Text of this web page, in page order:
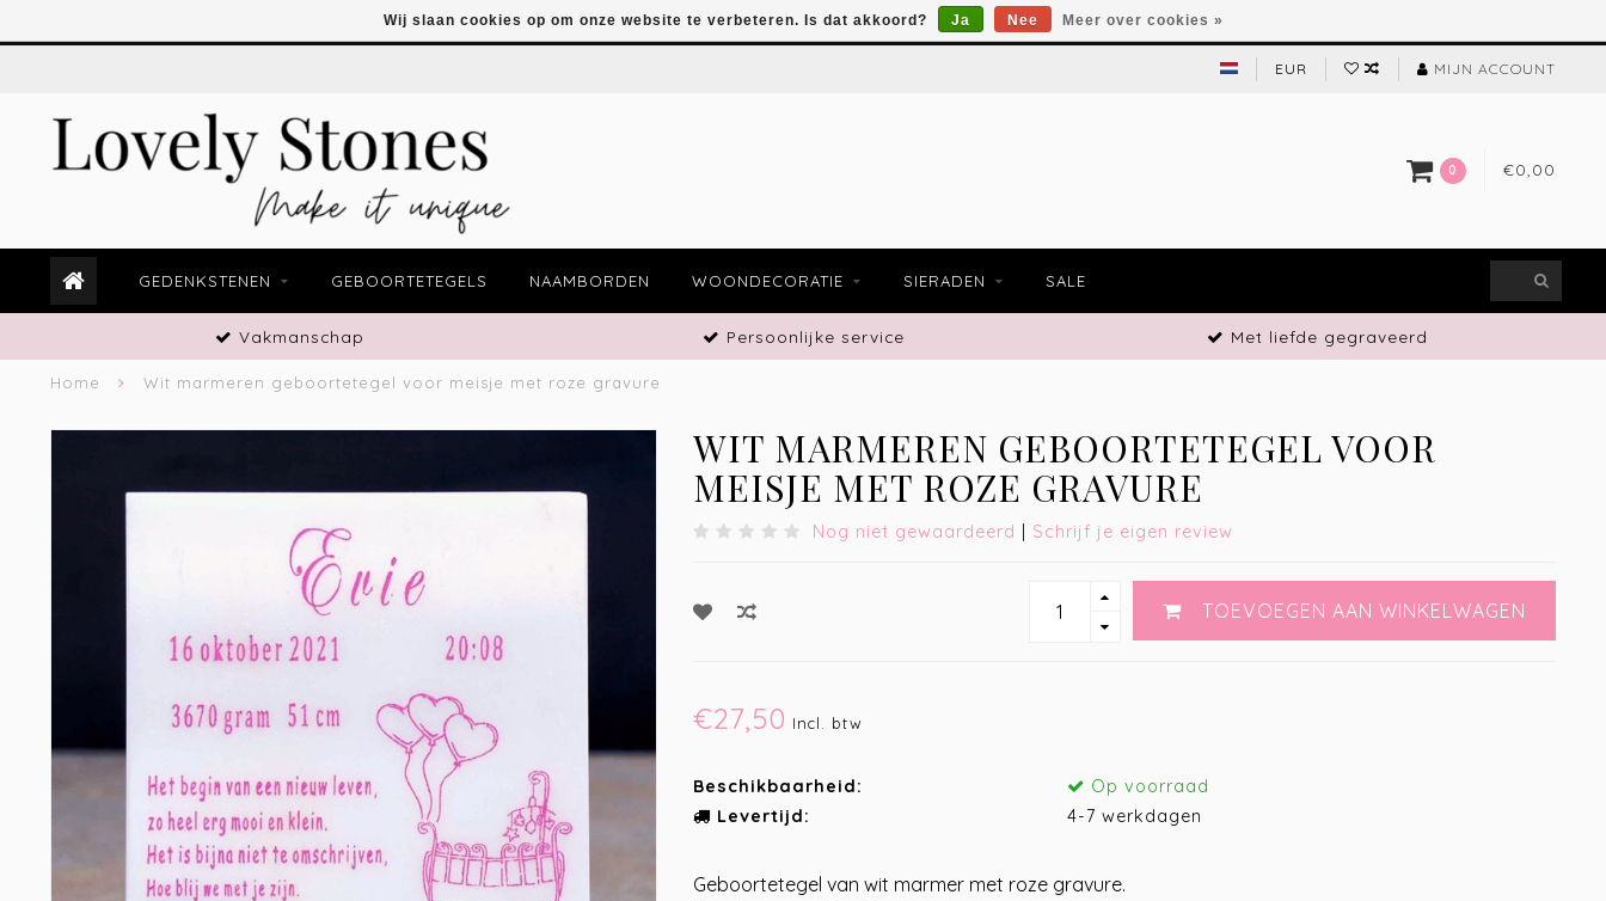
EUR MIJN ACCOUNT
0 €0,00
GEDENKSTENEN GEBOORTETEGELS NAAMBORDEN WOONDECORATIE SIERADEN SALE
Vakmanschap Persoonlijke service Met liefde gegraveerd
Home Wit marmeren geboortetegel voor meisje met roze gravure
WIT MARMEREN GEBOORTETEGEL VOOR
MEISJE MET ROZE GRAVURE
Nog niet gewaardeerd | Schrijf je eigen review
TOEVOEGEN AAN WINKELWAGEN
€27,50 Incl. btw
Beschikbaarheid:
Op voorraad
Levertijd:
4-7 werkdagen
Geboortetegel van wit marmer met roze gravure.
Wij slaan cookies op om onze website te verbeteren. Is dat akkoord? Ja Nee Meer over cookies »